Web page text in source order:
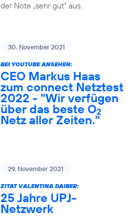
der Note „sehr gut“ aus.
30. November 2021
BEI YOUTUBE ANSEHEN:
CEO Markus Haas
zum connect Netztest
2022 - "Wir verfügen
über das beste O2
Netz aller Zeiten."
29. November 2021
ZITAT VALENTINA DAIBER:
25 Jahre UPJ-
Netzwerk